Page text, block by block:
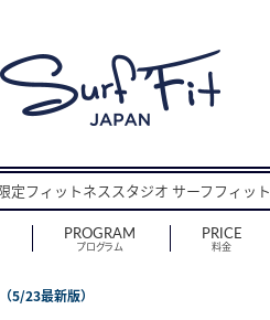
定フィットネススタジオ サーフフィット
PROGRAM
プログラム
PRICE
料金
5/23最新版）